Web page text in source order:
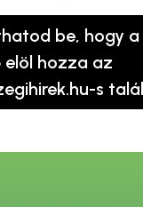
be, hogy
elöl hozza az
s